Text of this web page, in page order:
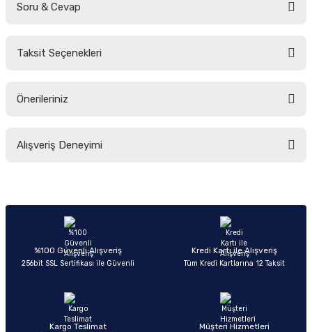
Soru & Cevap
Taksit Seçenekleri
Önerileriniz
yetersiz gördüğünüz noktaları öneri formunu kullanarak tarafımıza
Ürün açıklamasında eksik bilgiler bulunuyor.
Ürün bilgilerinde hatalar bulunuyor.
Ürün fiyatı diğer sitelerden daha pahalı.
Alışveriş Deneyimi
Sitemize ilk yorumu siz yapın!
%100 Güvenli Alışveriş
256bit SSL Sertifikası ile Güvenli
Kredi Kartı ile Alışveriş
Tüm Kredi Kartlarına 12 Taksit
Kargo Teslimat Müşteri Hizmetleri